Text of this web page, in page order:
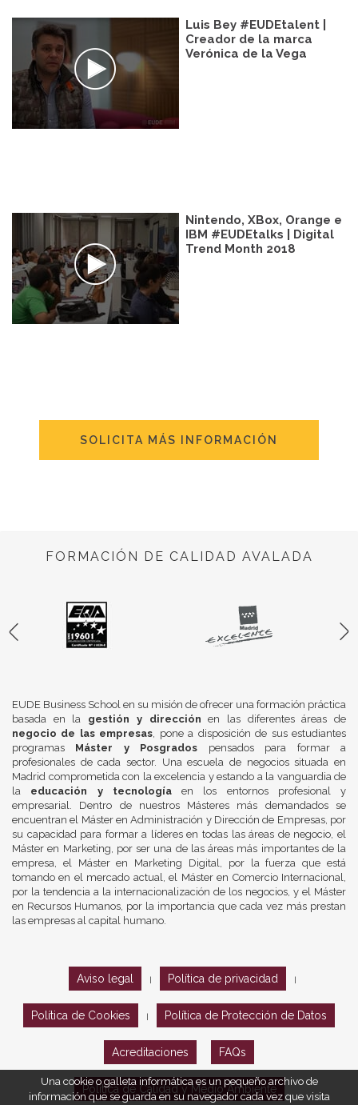
Luis Bey #EUDEtalent |
Creador de la marca
Verónica de la Vega
Nintendo, XBox, Orange e
IBM #EUDEtalks | Digital
Trend Month 2018
SOLICITA MÁS INFORMACIÓN
FORMACIÓN DE CALIDAD AVALADA
EUDE Business School en su misión de ofrecer una formación práctica
basada en la gestión y dirección en las diferentes áreas de
negocio de las empresas , pone a disposición de sus estudiantes
programas Máster y Posgrados pensados para formar a
profesionales de cada sector. Una escuela de negocios situada en
Madrid comprometida con la excelencia y estando a la vanguardia de
la educación y tecnologíaen los entornos profesional y
empresarial. Dentro de nuestros Másteres más demandados se
encuentran el Máster en Administración y Dirección de Empresas, por
su capacidad para formar a líderes en todas las áreas de negocio, el
Máster en Marketing, por ser una de las áreas más importantes de la
empresa, el Máster en Marketing Digital, por la fuerza que está
tomando en el mercado actual, el Máster en Comercio Internacional,
por la tendencia a la internacionalización de los negocios, y el Máster
en Recursos Humanos, por la importancia que cada vez más prestan
las empresas al capital humano.
Aviso legal Política de privacidad
Política de Cookies Política de Protección de Datos
Acreditaciones FAQs
Política de Calidad y Medio Ambiente
Una cookie o galleta informática es un pequeño archivo de
información que se guarda en su navegador cada vez que visita